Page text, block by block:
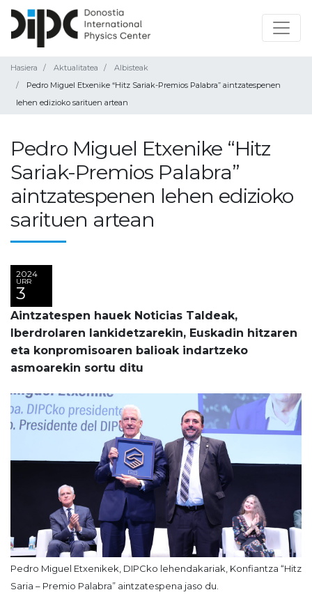
Hasiera Aktualitatea
Albisteak
Pedro Miguel Etxenike “Hitz Sariak-Premios Palabra” aintzatespenen
lehen edizioko sarituen artean
Pedro Miguel Etxenike “Hitz
Sariak-Premios Palabra”
aintzatespenen lehen edizioko
sarituen artean
2024
URR
3
Aintzatespen hauek Noticias Taldeak,
Iberdrolaren lankidetzarekin, Euskadin hitzaren
eta konpromisoaren balioak indartzeko
asmoarekin sortu ditu
Pedro Miguel Etxenikek, DIPCko lehendakariak, Konfiantza “Hitz
Saria – Premio Palabra” aintzatespena jaso du.